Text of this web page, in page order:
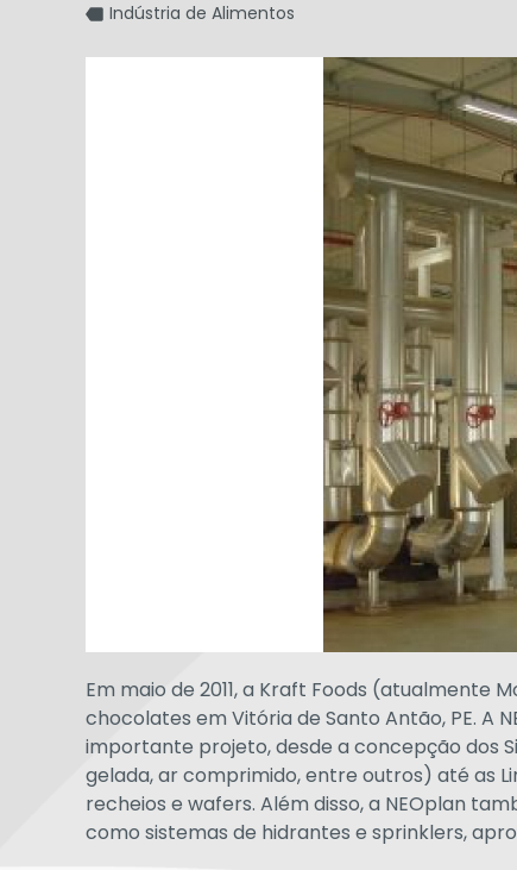
Indústria de Alimentos
Em maio de 2011, a Kraft Foods (atualmente
chocolates em Vitória de Santo Antão, PE. A
importante projeto, desde a concepção dos
gelada, ar comprimido, entre outros) até as
recheios e wafers. Além disso, a NEOplan
como sistemas de hidrantes e sprinklers,